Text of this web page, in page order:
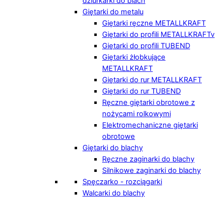
Giętarki do metalu
Giętarki ręczne METALLKRAFT
Giętarki do profili METALLKRAFTv
Giętarki do profili TUBEND
Giętarki żłobkujące
METALLKRAFT
Giętarki do rur METALLKRAFT
Giętarki do rur TUBEND
Ręczne giętarki obrotowe z
nożycami rolkowymi
Elektromechaniczne giętarki
obrotowe
Giętarki do blachy
Ręczne zaginarki do blachy
Silnikowe zaginarki do blachy
Spęczarko - rozciągarki
Walcarki do blachy